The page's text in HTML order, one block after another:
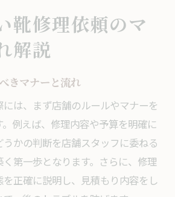
靴修理依頼のマ
解説
きマナーと流れ
は、まず店舗のルールやマナーを
例えば、修理内容や予算を明確に
かの判断を店舗スタッフに委ねる
第一歩となります。さらに、修理
正確に説明し、見積もり内容をし